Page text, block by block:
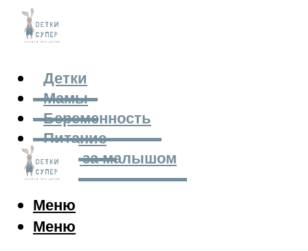
Детки
Мамы
Беременность
Питание
Уход за малышом
Меню
Меню